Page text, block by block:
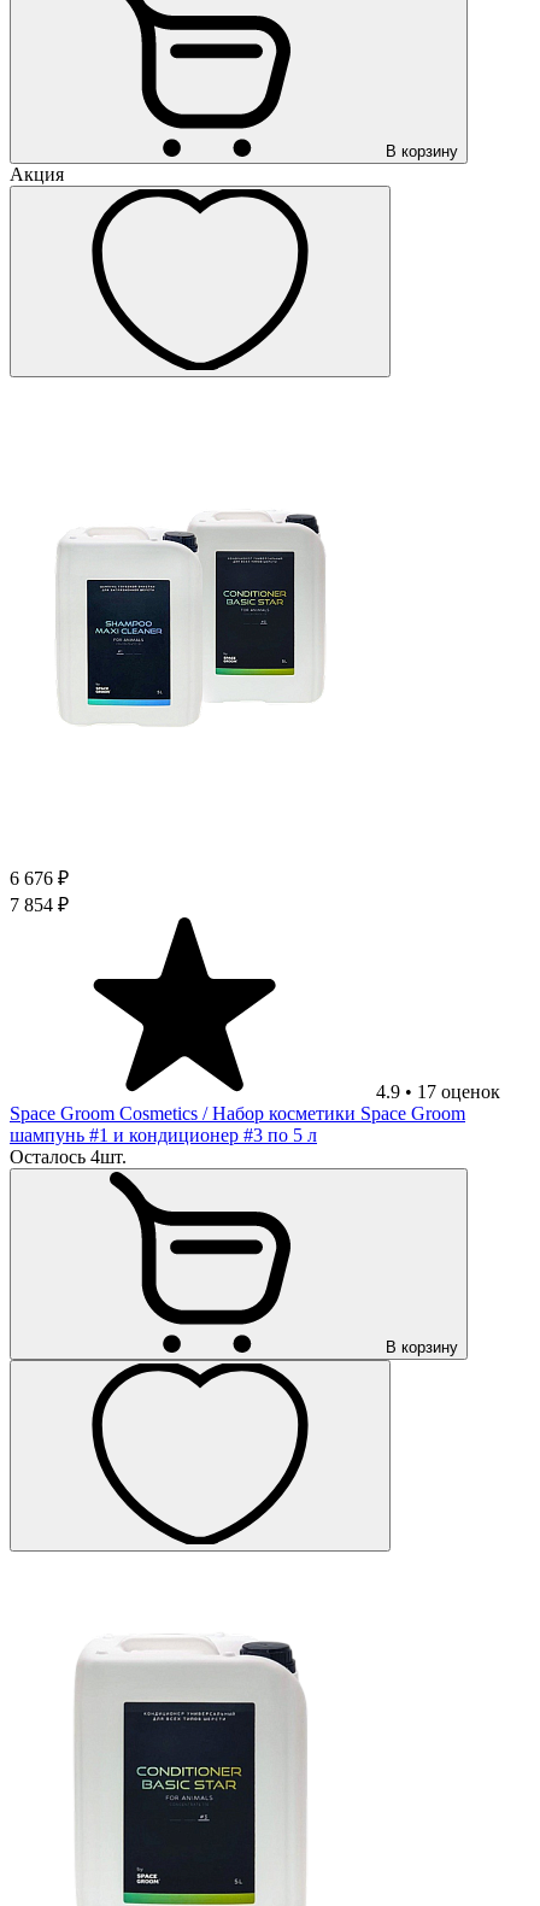
В корзину
Акция
6 676 ₽
7 854 ₽
4.9 • 17 оценок
Space Groom Cosmetics / Набор косметики Space Groom
шампунь #1 и кондиционер #3 по 5 л
Осталось 4шт.
В корзину